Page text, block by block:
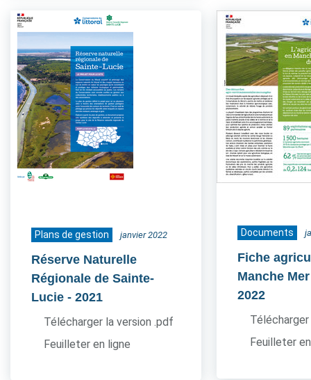
Plans de gestion janvier 2022
Réserve Naturelle
Régionale de Sainte-
Lucie - 2021
Télécharger la version .pdf
Feuilleter en ligne
Documents
Fiche
Manche
2022
Feuilleter